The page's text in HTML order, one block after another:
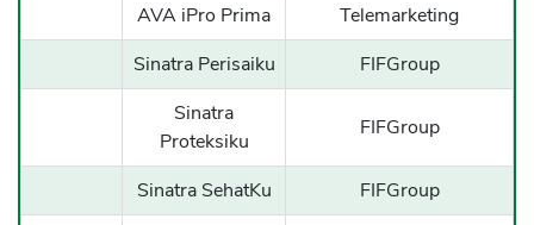
AVA iPro Prima
Telemarketing
Sinatra Perisaiku
FIFGroup
Sinatra
Proteksiku
FIFGroup
Sinatra SehatKu
FIFGroup